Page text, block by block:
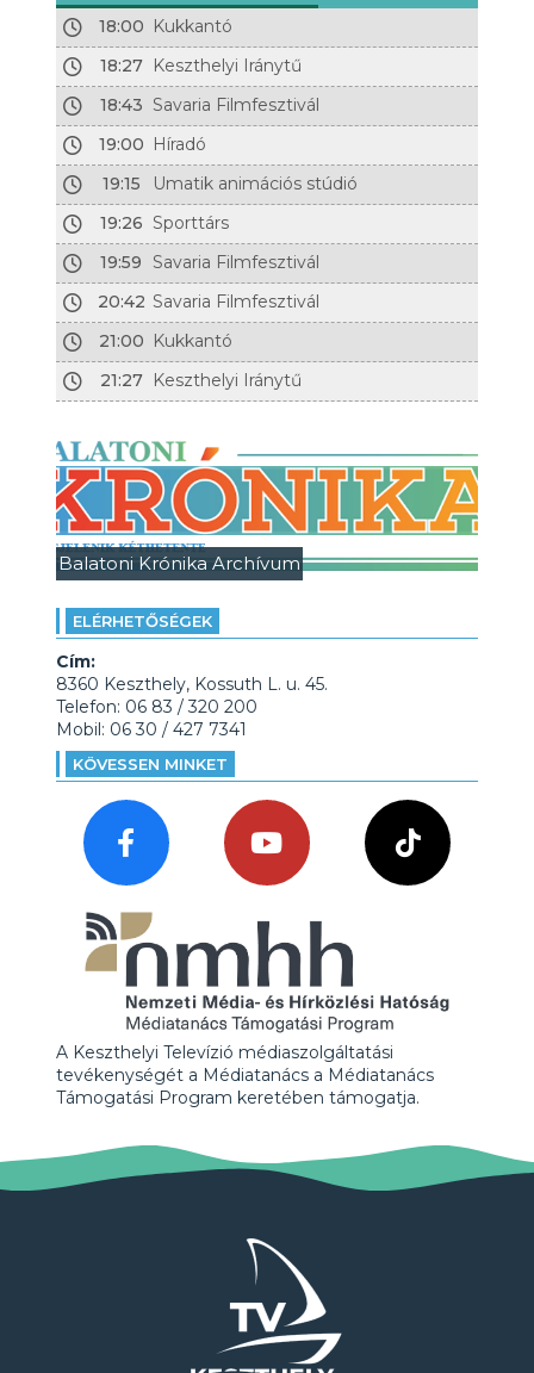
18:00 Kukkantó
18:27 Keszthelyi Iránytű
18:43 Savaria Filmfesztivál
19:00 Híradó
19:15
Umatik animációs stúdió
19:26 Sporttárs
19:59
Savaria Filmfesztivál
20:42 Savaria Filmfesztivál
21:00 Kukkantó
21:27 Keszthelyi Iránytű
Balatoni Krónika Archívum
ELÉRHETŐSÉGEK
Cím:
8360 Keszthely, Kossuth L. u. 45.
Telefon: 06 83 / 320 200
Mobil: 06 30 / 427 7341
KÖVESSEN MINKET
A Keszthelyi Televízió médiaszolgáltatási
tevékenységét a Médiatanács a Médiatanács
Támogatási Program keretében támogatja.